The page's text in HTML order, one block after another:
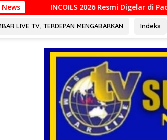
Digelar di Padang, Perkuat Kolaborasi
LIVE TV, TERDEPAN MENGABARKAN Indeks